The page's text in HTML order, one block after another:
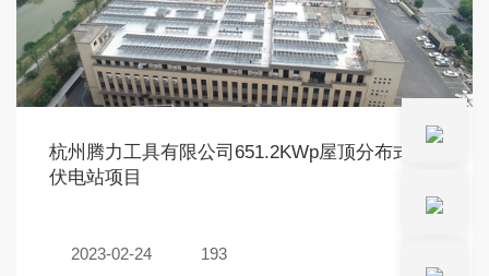
杭州腾力工具有限公司651.2KWp屋顶分布式光
伏电站项目
2023-02-24 193